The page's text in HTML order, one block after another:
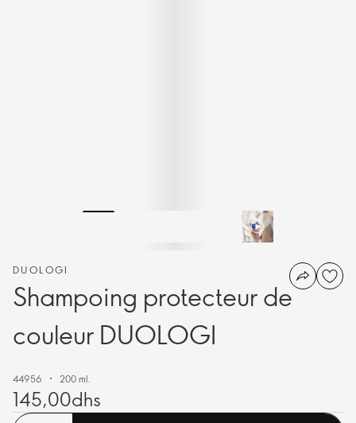
DUOLOGI
Shampoing protecteur de
couleur DUOLOGI
44956 200 ml.
145,00dhs